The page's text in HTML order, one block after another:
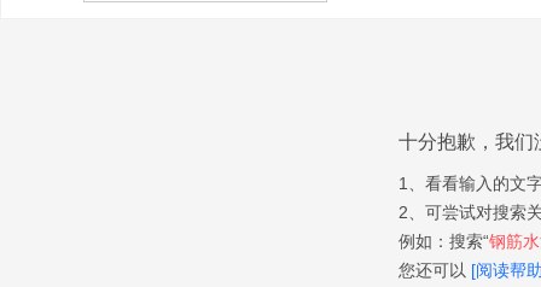
十分抱歉，我们
1、看看输入的文
2、可尝试对搜索
例如：搜索“钢筋
您还可以 [阅读帮